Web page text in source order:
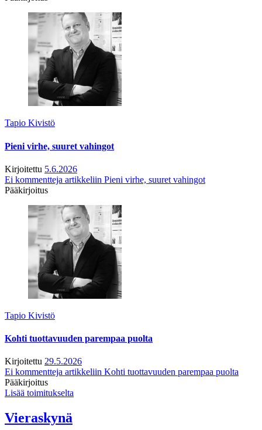
Tapio Kivistö
Pieni virhe, suuret vahingot
Kirjoitettu 5.6.2026
Ei kommentteja artikkeliin Pieni virhe, suuret vahingot
Pääkirjoitus
Tapio Kivistö
Kohti tuottavuuden parempaa puolta
Kirjoitettu 29.5.2026
Ei kommentteja artikkeliin Kohti tuottavuuden parempaa puolta
Pääkirjoitus
Lisää toimitukselta
Vieraskynä